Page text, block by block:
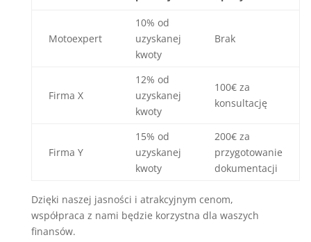
Motoexpert
10% od
uzyskanej
kwoty
Brak
Firma X
12% od
uzyskanej
kwoty
100€ za
konsultację
Firma Y
15% od
uzyskanej
kwoty
200€ za
przygotowanie
dokumentacji
Dzięki naszej jasności i atrakcyjnym cenom,
współpraca z nami będzie korzystna dla waszych
finansów.